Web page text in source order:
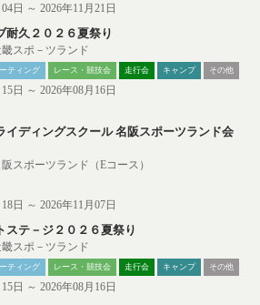
日 ～ 2026年11月21日
耐久２０２６夏祭り
スポ－ツランド
ティング レース・競技会 走行会 キャンプ その他
日 ～ 2026年08月16日
イディングスクール 名阪スポーツランド会
スポーツランド（Eコース）
日 ～ 2026年11月07日
ステ－ジ２０２６夏祭り
スポ－ツランド
ティング レース・競技会 走行会 キャンプ その他
日 ～ 2026年08月16日